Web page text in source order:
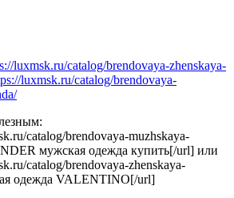
luxmsk.ru/catalog/brendovaya-zhenskaya-
luxmsk.ru/catalog/brendovaya-
catalog/brendovaya-muzhskaya-
мужская одежда купить[/url] или
catalog/brendovaya-zhenskaya-
одежда VALENTINO[/url]